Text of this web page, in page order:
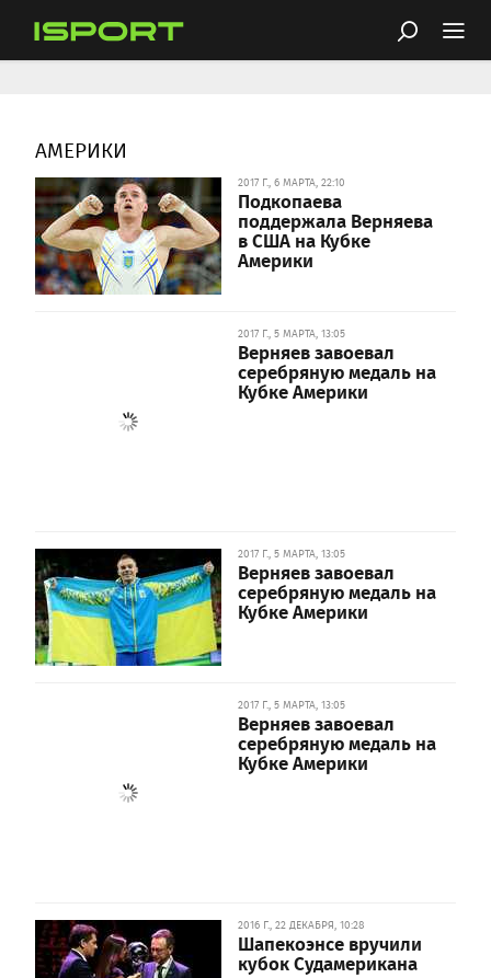
АМЕРИКИ
2017 Г., 6 МАРТА, 22:10
Подкопаева
поддержала Верняева
в США на Кубке
Америки
2017 Г., 5 МАРТА, 13:05
Верняев завоевал
серебряную медаль на
Кубке Америки
2017 Г., 5 МАРТА, 13:05
Верняев завоевал
серебряную медаль на
Кубке Америки
2017 Г., 5 МАРТА, 13:05
Верняев завоевал
серебряную медаль на
Кубке Америки
2016 Г., 22 ДЕКАБРЯ, 10:28
Шапекоэнсе вручили
кубок Судамерикана